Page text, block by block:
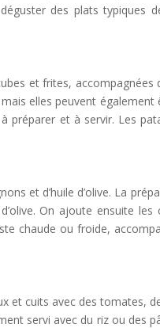
des plats typiques
et frites, accompagnées
elles peuvent également
préparer et à servir. Les
et d’huile d’olive. La
On ajoute ensuite
chaude ou froide,
et cuits avec des tomates,
servi avec du riz ou des